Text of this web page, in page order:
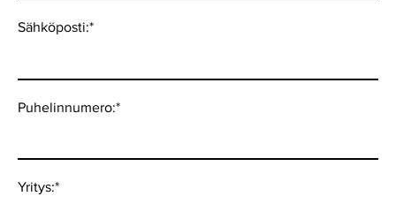
Sähköposti:*
Puhelinnumero:*
Yritys:*